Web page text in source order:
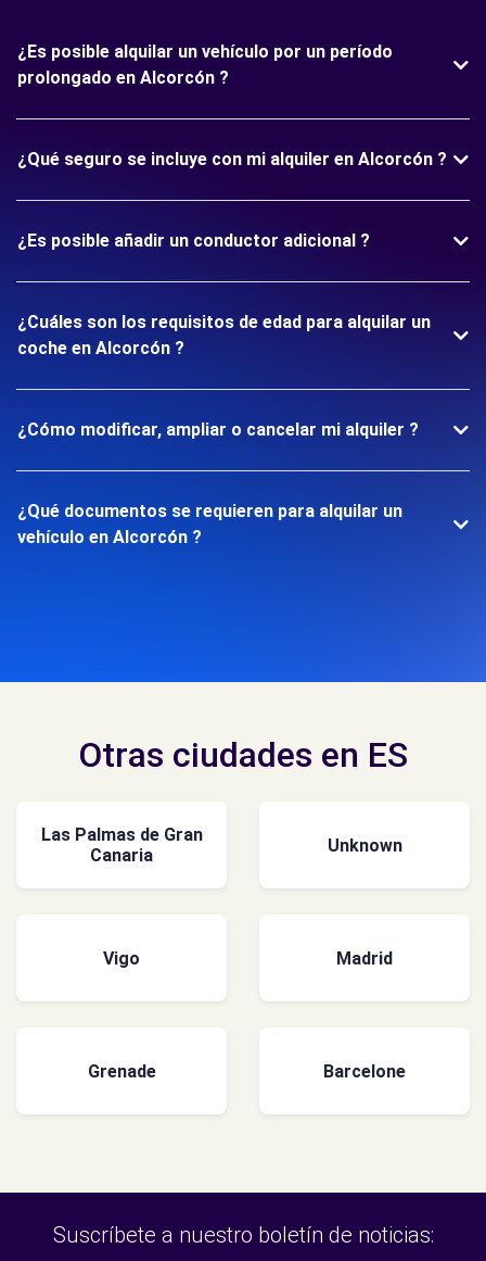
¿Es posible alquilar un vehículo por un período
prolongado en Alcorcón ?
¿Qué seguro se incluye con mi alquiler en Alcorcón ?
¿Es posible añadir un conductor adicional ?
¿Cuáles son los requisitos de edad para alquilar un
coche en Alcorcón ?
¿Cómo modificar, ampliar o cancelar mi alquiler ?
¿Qué documentos se requieren para alquilar un
vehículo en Alcorcón ?
Otras ciudades en ES
Las Palmas de Gran
Canaria
Unknown
Vigo Madrid
Grenade Barcelone
Suscríbete a nuestro boletín de noticias: